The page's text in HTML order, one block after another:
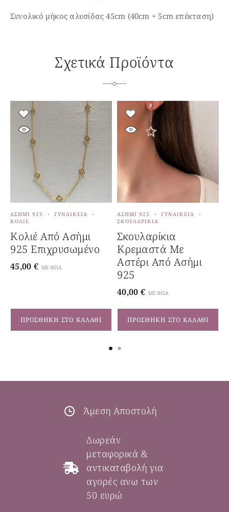
Συνολικό μήκος αλυσίδας 45cm (40cm + 5cm επέκταση)
Σχετικά Προϊόντα
ΠΡΟΣΘΉΚΗ ΣΤΟ ΚΑΛΆΘΙ
ΑΣΉΜΙ 925
ΓΥΝΑΙΚΕΊΑ
ΚΟΛΙΈ
Κολιέ Από Ασήμι
925 Επιχρυσωμένο
45,00 € ΜΕ ΦΠΑ
ΠΡΟΣΘΉΚΗ ΣΤΟ ΚΑΛΆΘΙ
ΑΣΉΜΙ 925
ΓΥΝΑΙΚΕΊΑ
ΣΚΟΥΛΑΡΊΚΙΑ
Σκουλαρίκια
Κρεμαστά Με
Αστέρι Από Ασήμι
925
40,00 € ΜΕ ΦΠΑ
Άμεση Αποστολή
Δωρεάν
μεταφορικά &
αντικαταβολή για
αγορές ανω των
50 ευρώ